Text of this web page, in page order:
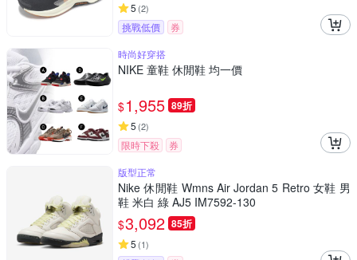
5 (2)
挑戰低價
券
時尚好穿搭
NIKE 童鞋 休閒鞋 均一價
$1,955 89折
5 (2)
限時下殺
券
版型正常
Nike 休閒鞋 Wmns Air Jordan 5 Retro 女鞋 男
鞋 米白 綠 AJ5 IM7592-130
$3,092 85折
5 (1)